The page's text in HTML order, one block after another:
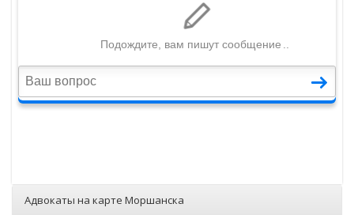
Адвокаты на карте Моршанска